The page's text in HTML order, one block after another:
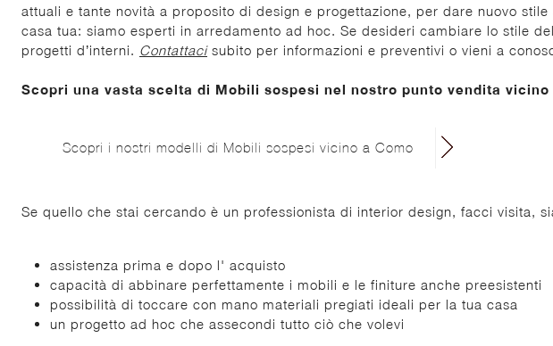
attuali e tante novità a proposito di design e progettazione, per dare nuovo
casa tua: siamo esperti in arredamento ad hoc. Se desideri cambiare lo stile
progetti d’interni. Contattacisubito per informazioni e preventivi o vieni a
Scopri una vasta scelta di Mobili sospesi nel nostro punto vendita vicino
Scopri i nostri modelli di Mobili sospesi vicino a Como
Se quello che stai cercando è un professionista di interior design, facci visita,
assistenza prima e dopo l' acquisto
capacità di abbinare perfettamente i mobili e le finiture anche preesistenti
possibilità di toccare con mano materiali pregiati ideali per la tua casa
un progetto ad hoc che assecondi tutto ciò che volevi